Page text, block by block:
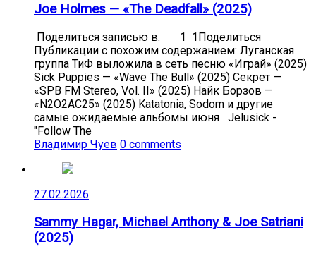
Joe Holmes — «The Deadfall» (2025)
Поделиться записью в: 1 1Поделиться
Публикации с похожим содержанием: Луганская
группа ТиФ выложила в сеть песню «Играй» (2025)
Sick Puppies — «Wave The Bull» (2025) Секрет —
«SPB FM Stereo, Vol. II» (2025) Найк Борзов —
«N2O2AC25» (2025) Katatonia, Sodom и другие
самые ожидаемые альбомы июня Jelusick -
"Follow The
Владимир Чуев 0 comments
27.02.2026
Sammy Hagar, Michael Anthony & Joe Satriani
(2025)